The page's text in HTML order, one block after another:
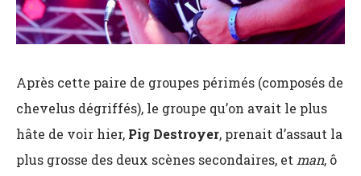
Après cette paire de groupes périmés (composés de
chevelus dégriffés), le groupe qu’on avait le plus
hâte de voir hier, Pig Destroyer, prenait d’assaut la
plus grosse des deux scènes secondaires, etman, ô